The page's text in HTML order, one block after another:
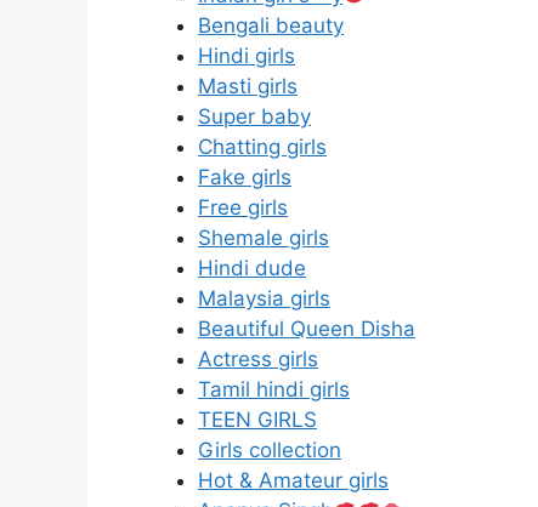
Bengali beauty
Hindi girls
Masti girls
Super baby
Chatting girls
Fake girls
Free girls
Shemale girls
Hindi dude
Malaysia girls
Beautiful Queen Disha
Actress girls
Tamil hindi girls
TEEN GIRLS
Girls collection
Hot & Amateur girls